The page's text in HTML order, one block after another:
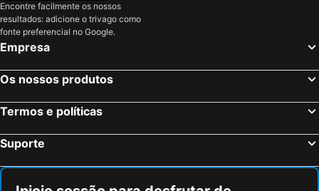
Encontre facilmente os nossos
resultados: adicione o trivago como
fonte preferencial no Google.
Empresa
Os nossos produtos
Termos e políticas
Suporte